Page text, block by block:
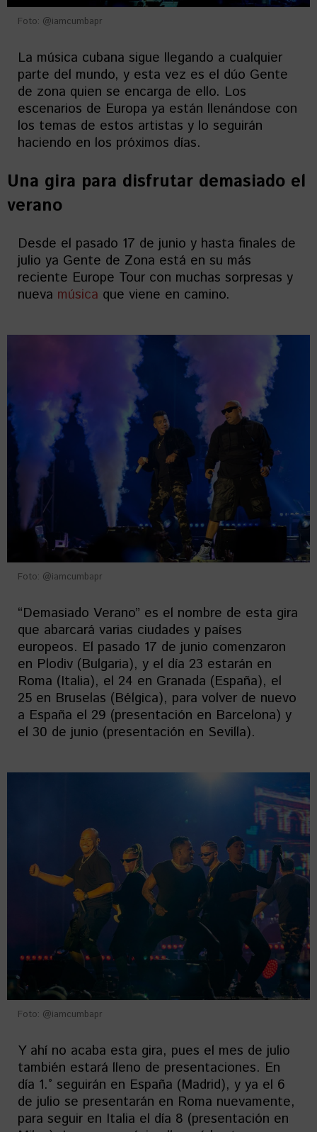
Foto: @iamcumbapr
La música cubana sigue llegando a cualquier
parte del mundo, y esta vez es el dúo Gente
de zona quien se encarga de ello. Los
escenarios de Europa ya están llenándose con
los temas de estos artistas y lo seguirán
haciendo en los próximos días.
Una gira para disfrutar demasiado el
verano
Desde el pasado 17 de junio y hasta finales de
julio ya Gente de Zona está en su más
reciente Europe Tour con muchas sorpresas y
nueva música que viene en camino.
Foto: @iamcumbapr
“Demasiado Verano” es el nombre de esta gira
que abarcará varias ciudades y países
europeos. El pasado 17 de junio comenzaron
en Plodiv (Bulgaria), y el día 23 estarán en
Roma (Italia), el 24 en Granada (España), el
25 en Bruselas (Bélgica), para volver de nuevo
a España el 29 (presentación en Barcelona) y
el 30 de junio (presentación en Sevilla).
Foto: @iamcumbapr
Y ahí no acaba esta gira, pues el mes de julio
también estará lleno de presentaciones. En
día 1.° seguirán en España (Madrid), y ya el 6
de julio se presentarán en Roma nuevamente,
para seguir en Italia el día 8 (presentación en